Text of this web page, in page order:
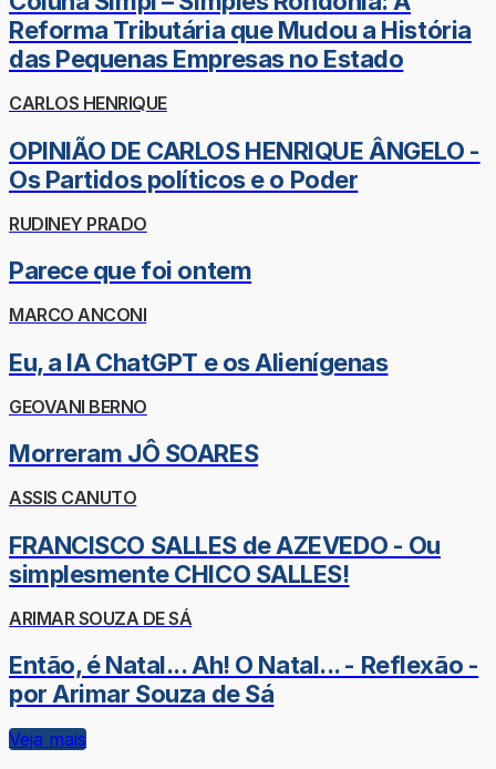
Reforma Tributária que Mudou a História
das Pequenas Empresas no Estado
CARLOS HENRIQUE
OPINIÃO DE CARLOS HENRIQUE ÂNGELO -
Os Partidos políticos e o Poder
RUDINEY PRADO
Parece que foi ontem
MARCO ANCONI
Eu, a IA ChatGPT e os Alienígenas
GEOVANI BERNO
Morreram JÔ SOARES
ASSIS CANUTO
FRANCISCO SALLES de AZEVEDO - Ou
simplesmente CHICO SALLES!
ARIMAR SOUZA DE SÁ
Então, é Natal... Ah! O Natal... - Reflexão -
por Arimar Souza de Sá
Veja mais